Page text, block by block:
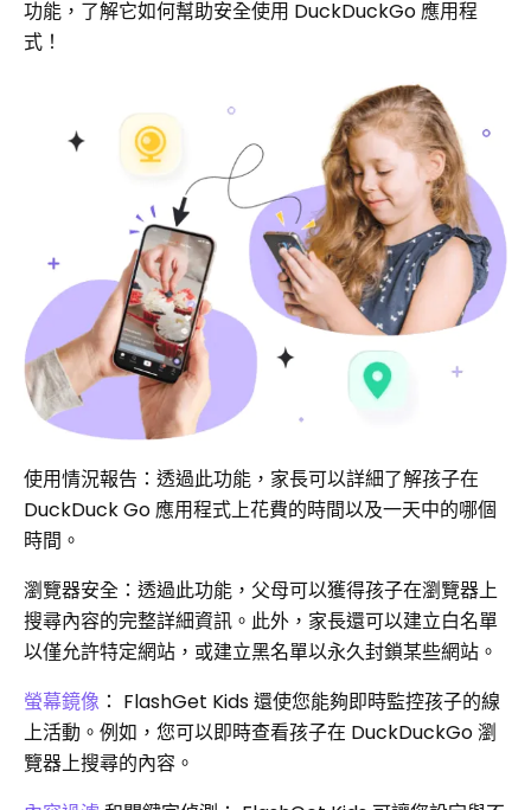
功能，了解它如何幫助安全使用 DuckDuckGo 應用程
式！
使用情況報告：透過此功能，家長可以詳細了解孩子在
DuckDuck Go 應用程式上花費的時間以及一天中的哪個
時間。
瀏覽器安全：透過此功能，父母可以獲得孩子在瀏覽器上
搜尋內容的完整詳細資訊。此外，家長還可以建立白名單
以僅允許特定網站，或建立黑名單以永久封鎖某些網站。
螢幕鏡像 ： FlashGet Kids 還使您能夠即時監控孩子的線
上活動。例如，您可以即時查看孩子在 DuckDuckGo 瀏
覽器上搜尋的內容。